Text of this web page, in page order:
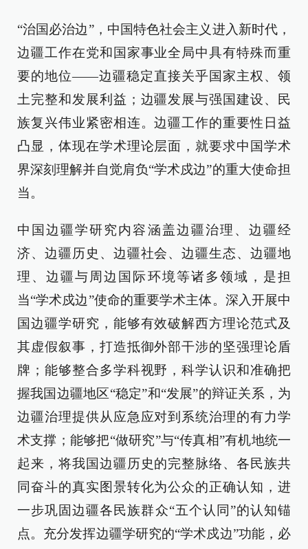
“治国必治边”，中国特色社会主义进入新时代，
边疆工作在党和国家事业全局中具有特殊而重
要的地位——边疆稳定直接关乎国家主权、领
土完整和发展利益；边疆发展与强国建设、民
族复兴伟业紧密相连。边疆工作的重要性日益
凸显，体现在学术理论层面，就要求中国学术
界深刻理解并自觉肩负“学术戍边”的重大使命担
当。
中国边疆学研究内容涵盖边疆治理、边疆经
济、边疆历史、边疆社会、边疆生态、边疆地
理、边疆与周边国际环境等诸多领域，是担
当“学术戍边”使命的重要学术主体。深入开展中
国边疆学研究，能够有效破解西方理论范式及
其虚假叙事，打造抵御外部干涉的坚强理论盾
牌；能够整合多学科视野，科学认识和准确把
握我国边疆地区“稳定”和“发展”的辩证关系，为
边疆治理提供从应急应对到系统治理的有力学
术支撑；能够把“做研究”与“传真相”有机地统一
起来，将我国边疆历史的完整脉络、各民族共
同奋斗的真实图景转化为公众的正确认知，进
一步巩固边疆各民族群众“五个认同”的认知锚
点。充分发挥边疆学研究的“学术戍边”功能，必